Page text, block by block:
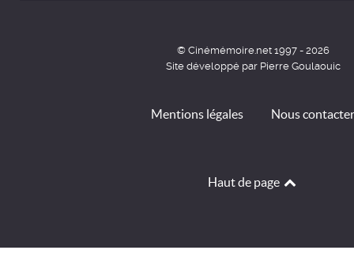
© Cinémémoire.net 1997 - 2026
Site développé par Pierre Goulaouic
Mentions légales Nous contacter
Haut de page